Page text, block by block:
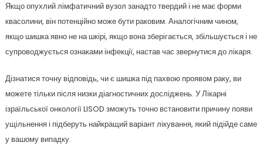
Якщо опухлий лімфатичний вузол занадто твердий і не має форми
квасолини, він потенційно може бути раковим. Аналогічним чином,
якщо шишка явно не на шкірі, якщо вона зберігається, збільшується і не
супроводжується ознаками інфекції, настав час звернутися до лікаря.
Дізнатися точну відповідь, чи є шишка під пахвою проявом раку, ви
можете тільки після низки діагностичних досліджень. У Лікарні
ізраїльської онкології LISOD зможуть точно встановити причину появи
ущільнення і підберуть найкращий варіант лікування, який підійде саме
у вашому випадку.